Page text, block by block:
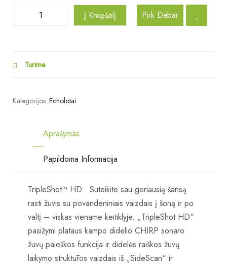
Į Krepšelį Pirk Dabar
Turime
Kategorijos: Echolotai
Aprašymas
Papildoma Informacija
TripleShot™ HD Suteikite sau geriausią šansą
rasti žuvis su povandeniniais vaizdais į šoną ir po
valtį – viskas viename keitiklyje. „TripleShot HD“
pasižymi plataus kampo didelio CHIRP sonaro
žuvų paieškos funkcija ir didelės raiškos žuvų
laikymo struktūros vaizdais iš „SideScan“ ir